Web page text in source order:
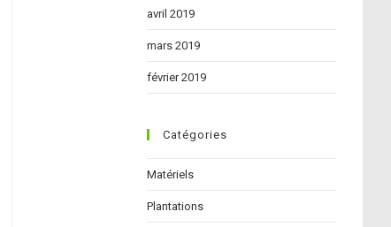
avril 2019
mars 2019
février 2019
Catégories
Matériels
Plantations